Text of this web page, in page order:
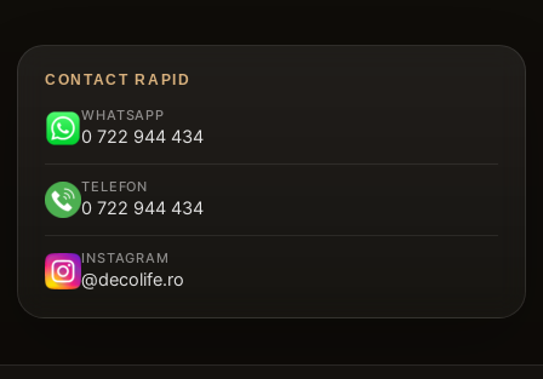
Panouri Decorative Cristal Carbon
Parchet SPC
Garduri
Brâu Decorative Duropolimer
Riflaje Polimer
Panou Sandwich Decorativ
CONTACT RAPID
WHATSAPP
0 722 944 434
TELEFON
0 722 944 434
INSTAGRAM
@decolife.ro